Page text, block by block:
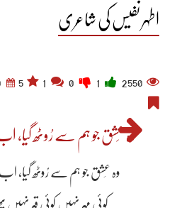
اطہر نفیس کی شاعری
2550
5
وہ عِشق جو ہم سے رُوٹھ گیا،